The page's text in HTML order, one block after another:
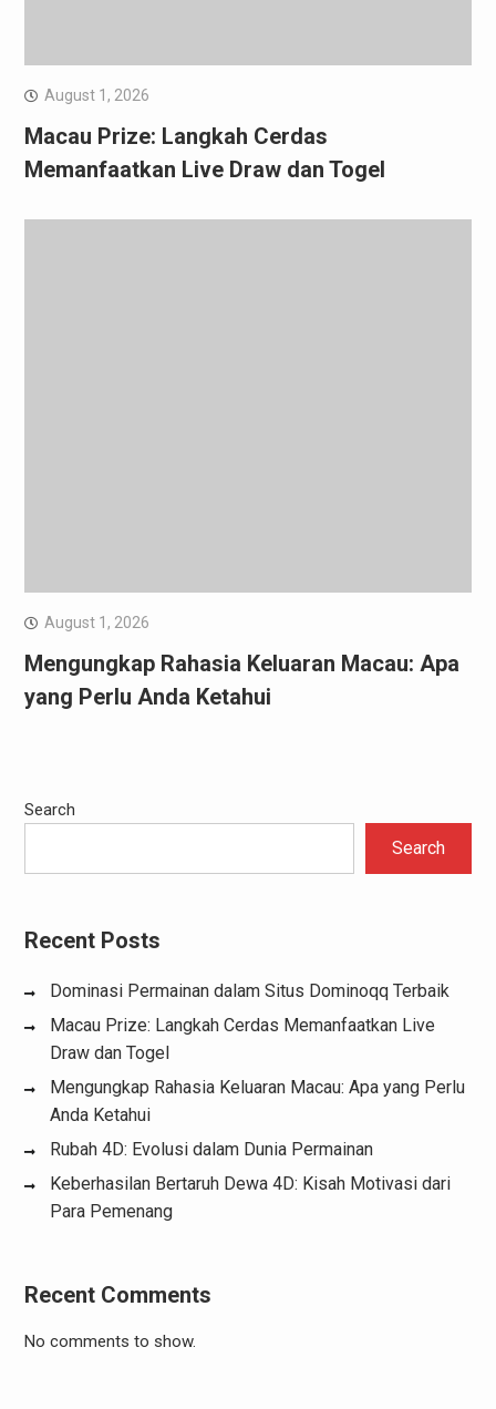
August 1, 2026
Macau Prize: Langkah Cerdas
Memanfaatkan Live Draw dan Togel
August 1, 2026
Mengungkap Rahasia Keluaran Macau: Apa
yang Perlu Anda Ketahui
Search
Search
Recent Posts
Dominasi Permainan dalam Situs Dominoqq Terbaik
Macau Prize: Langkah Cerdas Memanfaatkan Live
Draw dan Togel
Mengungkap Rahasia Keluaran Macau: Apa yang Perlu
Anda Ketahui
Rubah 4D: Evolusi dalam Dunia Permainan
Keberhasilan Bertaruh Dewa 4D: Kisah Motivasi dari
Para Pemenang
Recent Comments
No comments to show.